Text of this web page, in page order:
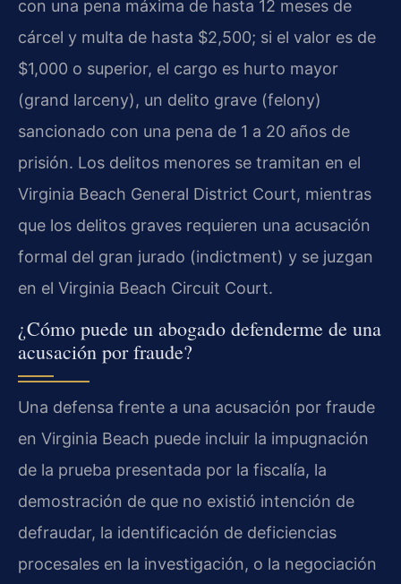
con una pena máxima de hasta 12 meses de
cárcel y multa de hasta $2,500; si el valor es de
$1,000 o superior, el cargo es hurto mayor
(grand larceny), un delito grave (felony)
sancionado con una pena de 1 a 20 años de
prisión. Los delitos menores se tramitan en el
Virginia Beach General District Court, mientras
que los delitos graves requieren una acusación
formal del gran jurado (indictment) y se juzgan
en el Virginia Beach Circuit Court.
¿Cómo puede un abogado defenderme de una
acusación por fraude?
Una defensa frente a una acusación por fraude
en Virginia Beach puede incluir la impugnación
de la prueba presentada por la fiscalía, la
demostración de que no existió intención de
defraudar, la identificación de deficiencias
procesales en la investigación, o la negociación